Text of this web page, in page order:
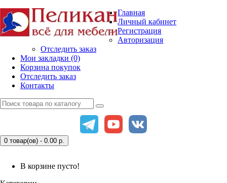
Главная
Личный кабинет
Регистрация
Авторизация
Отследить заказ
Мои закладки (0)
Корзина покупок
Отследить заказ
Контакты
0 товар(ов) - 0.00 р.
В корзине пусто!